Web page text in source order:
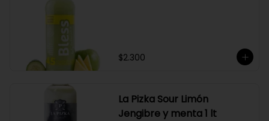
$2.300
La Pizka Sour Limón
Jengibre y menta 1 lt